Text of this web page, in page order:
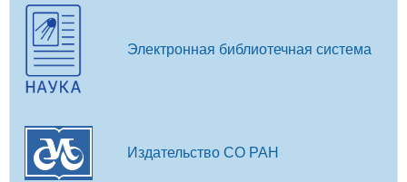
Электронная библиотечная система
Издательство СО РАН